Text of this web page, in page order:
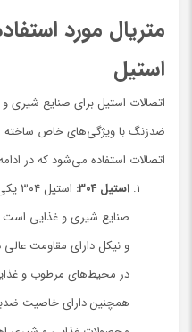
متریال مورد
استیل
اتصالات استیل برای صنایع شیری و
ضدزنگ با ویژگی‌های خاص ساخته
اتصالات استفاده می‌شود که در
استیل ۳۰۴:
صنایع شیری و غذایی است.
و نیکل دارای مقاومت عالی
همچنین دارای خاصیت